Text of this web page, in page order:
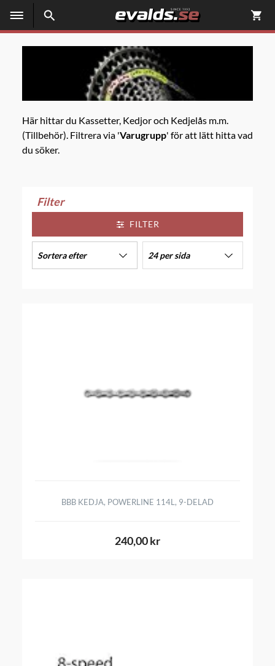
Här hittar du Kassetter, Kedjor och Kedjelås m.m.
(Tillbehör). Filtrera via 'Varugrupp' för att lätt hitta vad
du söker.
Filter
FILTER
Sortera efter 24 per sida
BBB KEDJA, POWERLINE 114L, 9-DELAD
240,00 kr